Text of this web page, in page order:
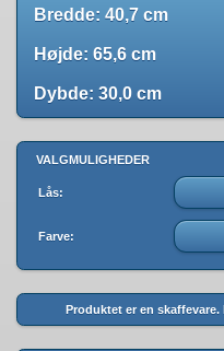
Bredde: 40,7 cm
Højde: 65,6 cm
Dybde: 30,0 cm
VALGMULIGHEDER
Lås:
Farve:
Produktet er en